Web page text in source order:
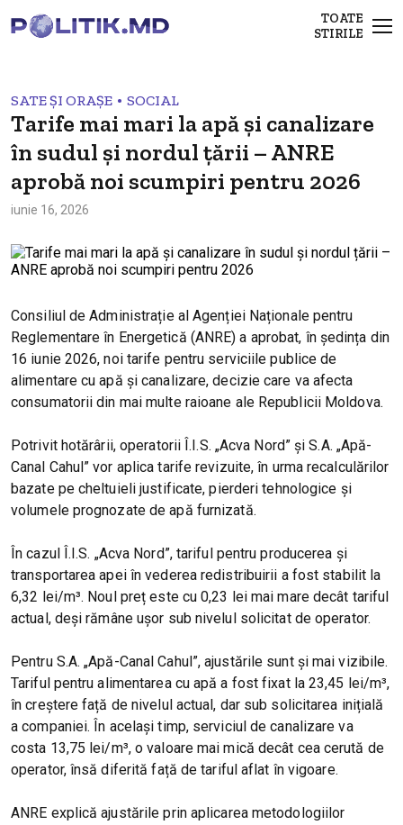
TOATE
STIRILE
SATE ȘI ORAȘE • SOCIAL
Tarife mai mari la apă și canalizare
în sudul și nordul țării – ANRE
aprobă noi scumpiri pentru 2026
iunie 16, 2026
Consiliul de Administrație al Agenției Naționale pentru
Reglementare în Energetică (ANRE) a aprobat, în ședința din
16 iunie 2026, noi tarife pentru serviciile publice de
alimentare cu apă și canalizare, decizie care va afecta
consumatorii din mai multe raioane ale Republicii Moldova.
Potrivit hotărârii, operatorii Î.I.S. „Acva Nord” și S.A. „Apă-
Canal Cahul” vor aplica tarife revizuite, în urma recalculărilor
bazate pe cheltuieli justificate, pierderi tehnologice și
volumele prognozate de apă furnizată.
În cazul Î.I.S. „Acva Nord”, tariful pentru producerea și
transportarea apei în vederea redistribuirii a fost stabilit la
6,32 lei/m³. Noul preț este cu 0,23 lei mai mare decât tariful
actual, deși rămâne ușor sub nivelul solicitat de operator.
Pentru S.A. „Apă-Canal Cahul”, ajustările sunt și mai vizibile.
Tariful pentru alimentarea cu apă a fost fixat la 23,45 lei/m³,
în creștere față de nivelul actual, dar sub solicitarea inițială
a companiei. În același timp, serviciul de canalizare va
costa 13,75 lei/m³, o valoare mai mică decât cea cerută de
operator, însă diferită față de tariful aflat în vigoare.
ANRE explică ajustările prin aplicarea metodologiilor